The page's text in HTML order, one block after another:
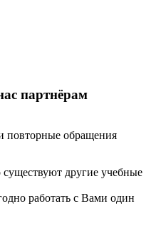
партнёрам
повторные обращения
другие учебные
работать с Вами один